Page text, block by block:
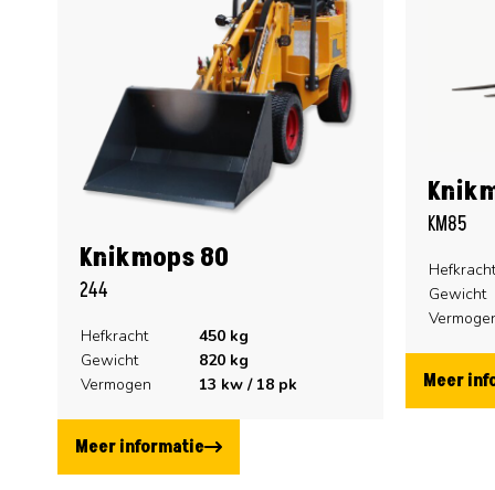
Knikmops 80
244
Hefkracht 450 kg
Gewicht
820 kg
Vermogen
13 kw / 18 pk
Meer informatie
KM85
Hefkracht
Gewicht
Meer